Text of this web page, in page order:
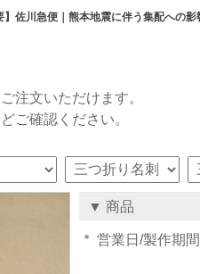
】佐川急便｜熊本地震に伴う集配への
注文いただけます。
ご確認ください。
▼ 商品
営業日/製作期間